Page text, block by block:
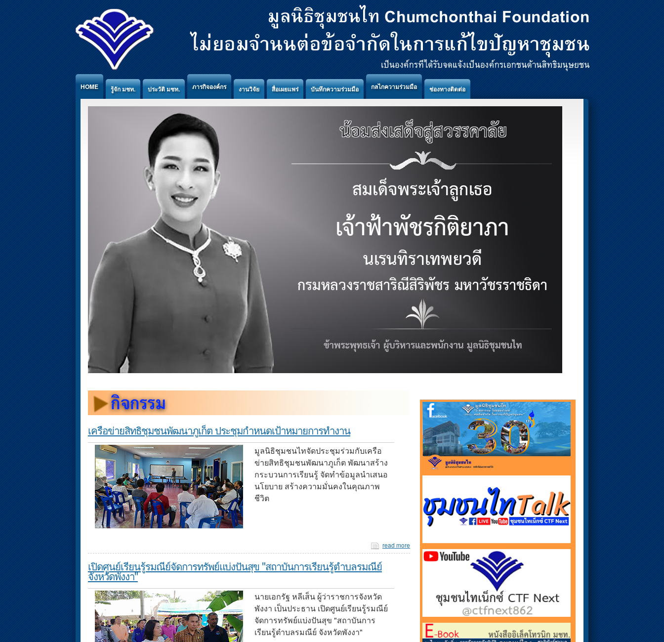
HOME รู้จัก มชท. ประวัติ มชท. ภารกิจองค์กร งานวิจัย สื่อเผยแพร่ บันทึกความร่วมมือ กลไกความร่วมมือ ช่องทางติดต่อ
เครือข่ายสิทธิชุมชนพัฒนาภูเก็ต ประชุมกำหนดเป้าหมายการทำงาน
มูลนิธิชุมชนไทจัดประชุมร่วมกับเครือ
ข่ายสิทธิชุมชนพัฒนาภูเก็ต พัฒนาสร้าง
กระบวนการเรียนรู้ จัดทำข้อมูลนำเสนอ
นโยบาย สร้างความมั่นคงในคุณภาพ
ชีวิต
read more
เปิดศูนย์เรียนรู้รมณีย์จัดการทรัพย์แบ่งปันสุข "สถาบันการเรียนรู้ตำบลรมณีย์
จังหวัดพังงา"
นายเอกรัฐ หลีเส็น ผู้ว่าราชการจังหวัด
พังงา เป็นประธาน เปิดศูนย์เรียนรู้รมณีย์
จัดการทรัพย์แบ่งปันสุข "สถาบันการ
เรียนรู้ตำบลรมณีย์ จังหวัดพังงา"